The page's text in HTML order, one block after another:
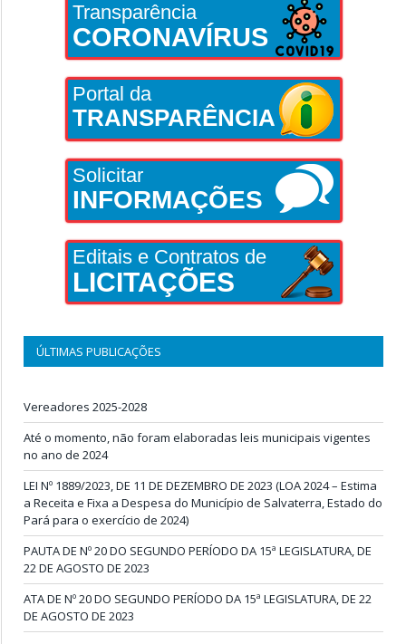
Transparência
CORONAVÍRUS
Portal da
TRANSPARÊNCIA
Solicitar
INFORMAÇÕES
Editais e Contratos de
LICITAÇÕES
ÚLTIMAS PUBLICAÇÕES
Vereadores 2025-2028
Até o momento, não foram elaboradas leis municipais vigentes
no ano de 2024
LEI Nº 1889/2023, DE 11 DE DEZEMBRO DE 2023 (LOA 2024 – Estima
a Receita e Fixa a Despesa do Município de Salvaterra, Estado do
Pará para o exercício de 2024)
PAUTA DE Nº 20 DO SEGUNDO PERÍODO DA 15ª LEGISLATURA, DE
22 DE AGOSTO DE 2023
ATA DE Nº 20 DO SEGUNDO PERÍODO DA 15ª LEGISLATURA, DE 22
DE AGOSTO DE 2023